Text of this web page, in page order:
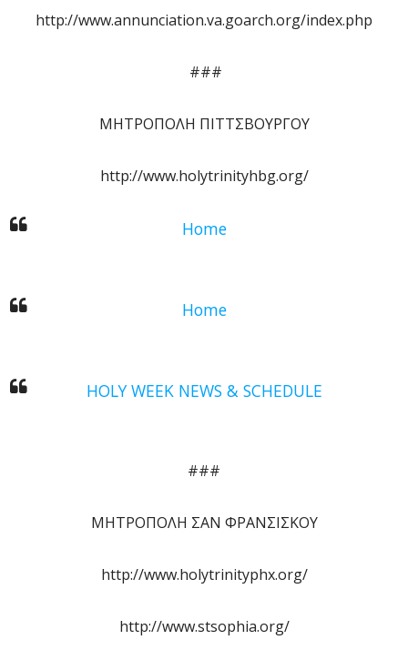
http://www.annunciation.va.goarch.org/index.php
###
ΜΗΤΡΟΠΟΛΗ ΠΙΤΤΣΒΟΥΡΓΟΥ
http://www.holytrinityhbg.org/
Home
Home
HOLY WEEK NEWS & SCHEDULE
###
ΜΗΤΡΟΠΟΛΗ ΣΑΝ ΦΡΑΝΣΙΣΚΟΥ
http://www.holytrinityphx.org/
http://www.stsophia.org/